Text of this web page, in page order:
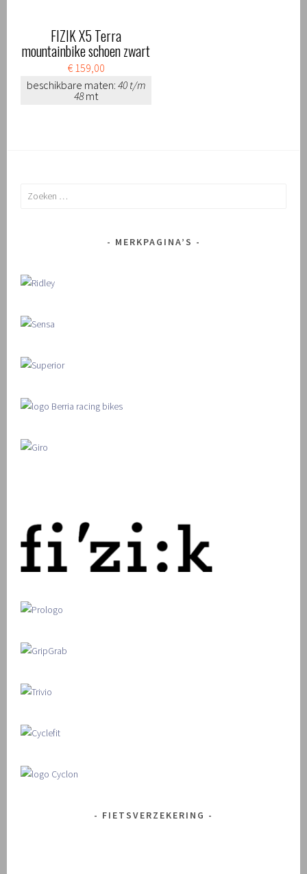
FIZIK X5 Terra
mountainbike schoen zwart
€ 159,00
beschikbare maten: 40 t/m
48mt
Zoeken
MERKPAGINA’S
FIETSVERZEKERING